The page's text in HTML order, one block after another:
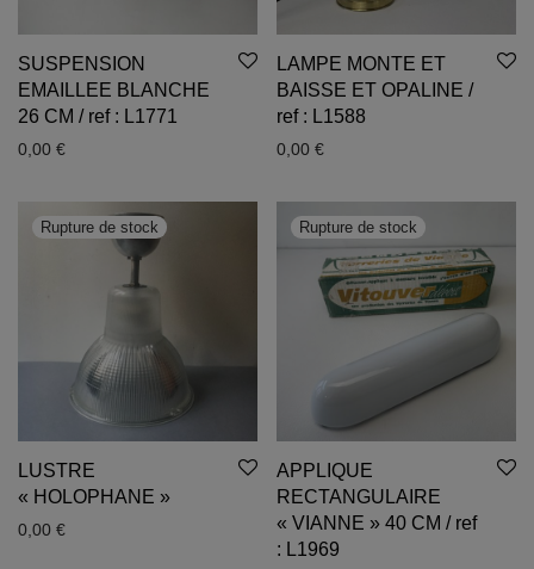
SUSPENSION
EMAILLEE BLANCHE
26 CM / ref : L1771
0,00 €
LAMPE MONTE ET
BAISSE ET OPALINE /
ref : L1588
0,00 €
LUSTRE
« HOLOPHANE »
0,00 €
APPLIQUE
RECTANGULAIRE
« VIANNE » 40 CM / ref
: L1969